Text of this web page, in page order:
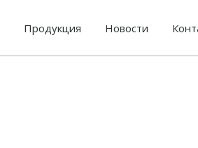
Продукция Новости